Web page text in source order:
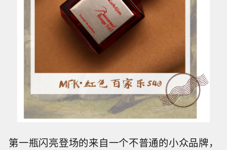
第一瓶闪亮登场的来自一个不普通的小众品牌，